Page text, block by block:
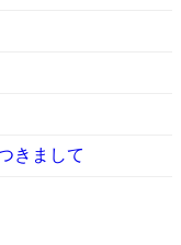
きまして